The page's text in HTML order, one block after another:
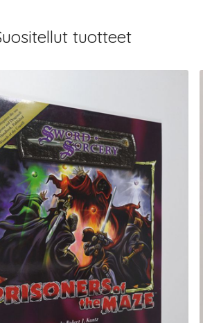
tuotteet